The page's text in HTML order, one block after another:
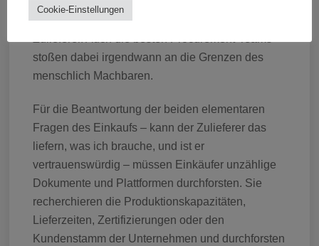
Datenbanken oder das Who-is-Who der
Zulieferer. Auch die besten Procurement-Teams
stoßen dabei irgendwann an die Grenzen des
menschlich Machbaren.
Für die Beantwortung der beiden elementaren
Fragen des Einkaufs – kann der Zulieferer das
liefern, was ich brauche, und ist er
vertrauenswürdig – müssen Einkäufer unzählige
Dokumente und Plattformen durchforsten. Sie
recherchieren die Produktionskapazitäten,
Lieferzeiten, Zertifizierungen oder den
Kundenstamm der Unternehmen und durchforsten
Cookie-Einstellungen